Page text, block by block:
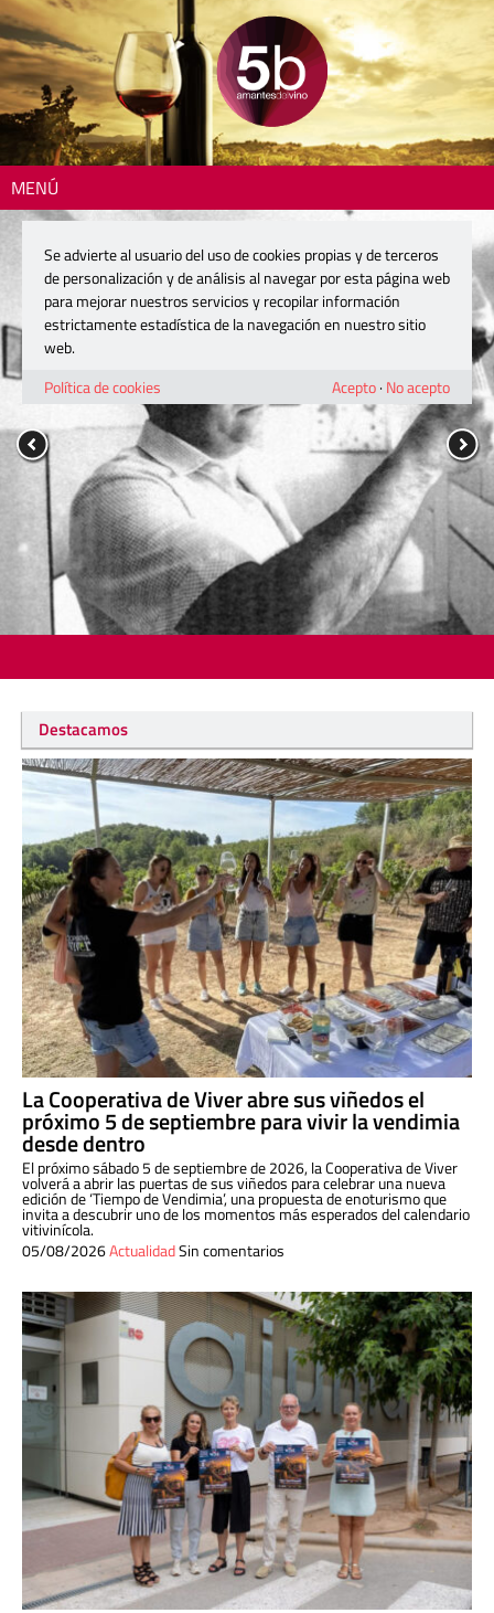
MENÚ
Destacamos
La Cooperativa de Viver abre sus viñedos el
próximo 5 de septiembre para vivir la vendimia
desde dentro
El próximo sábado 5 de septiembre de 2026, la Cooperativa de Viver
volverá a abrir las puertas de sus viñedos para celebrar una nueva
edición de ‘Tiempo de Vendimia’, una propuesta de enoturismo que
invita a descubrir uno de los momentos más esperados del calendario
vitivinícola.
05/08/2026ActualidadSin comentarios
Se advierte al usuario del uso de cookies propias y de terceros
de personalización y de análisis al navegar por esta página web
para mejorar nuestros servicios y recopilar información
estrictamente estadística de la navegación en nuestro sitio
web.
Política de cookies
Acepto· No acepto